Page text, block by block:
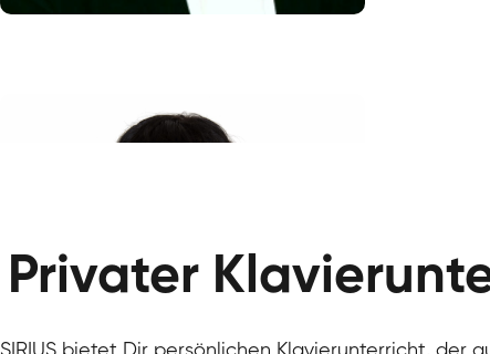
Klavier / Piano / Flügel
Klavier / Piano / Flügel
Privater